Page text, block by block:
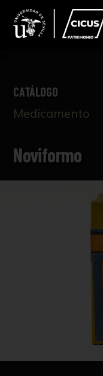
CATÁLOGO
Medicamento
Noviformo